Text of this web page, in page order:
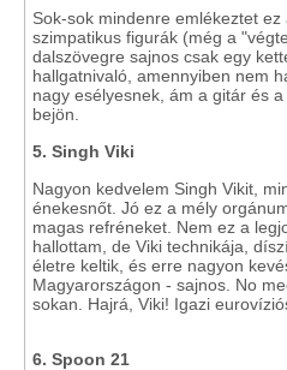
Sok-sok mindenre emlékeztet
szimpatikus figurák (még a
dalszövegre sajnos csak egy
hallgatnivaló, amennyiben nem
nagy esélyesnek, ám a gitár és
bejön.
5. Singh Viki
Nagyon kedvelem Singh Vikit,
énekesnőt. Jó ez a mély
magas refréneket. Nem ez a
hallottam, de Viki technikája,
életre keltik, és erre nagyon
Magyarországon - sajnos. No
sokan. Hajrá, Viki! Igazi
6. Spoon 21